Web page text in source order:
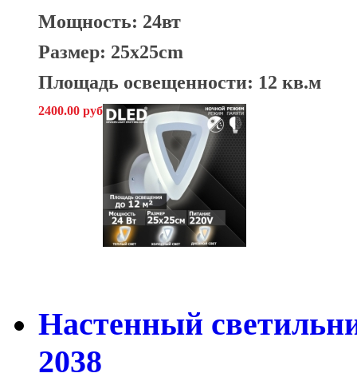
Мощность: 24вт
Размер: 25x25cm
Площадь освещенности: 12 кв.м
2400.00 руб
Настенный
2038